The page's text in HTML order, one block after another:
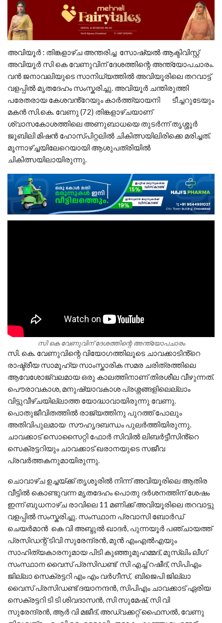
അവിയൂർ : തിങ്കളാഴ്ച അന്തരിച്ച സോഷ്യൽ ആക്ടിവിസ്റ്റ്
അവിയൂർ സി കെ വേണുവിന് ദേശത്തിന്റെ അന്ത്യോപചാരം.
വൻ ജനാവലിയുടെ സാനിധ്യത്തിൽ അവിയൂരിലെ തറവാട്ട്
വളപ്പിൽ മൃതദേഹം സംസ്കരിച്ചു. അവിയൂർ ചന്തിരുത്തി
പരേതരായ കേശവൻ്റേയും കാർത്ത്യായനി ടീച്ചറുടേയും
മകൻ സി.കെ. വേണു (72) തിങ്കളാഴ്ചയാണ്
ശ്വാസകോശത്തിലെ അണുബാധയെ തുടർന്ന് തൃശ്ശൂർ
ജൂബിലി മിഷൻ ഹോസ്പിറ്റലിൽ ചികിത്സയിലിരിക്കെ മരിച്ചത്.
മൂന്നാഴ്ച്ചയിലേറെയായി ആശുപത്രിയിൽ
ചികിത്സയിലായിരുന്നു.
സി കെ വേണുവിന് ദേശത്തിന്റെ അന്ത്യോപചാരം
സി. കെ. വേണുവിന്റെ വിയോഗത്തിലൂടെ ചാവക്കാടിൻ്റെ
രാഷ്ട്രീയ സാമൂഹ്യ സാംസ്കാരിക സമര ചരിത്രത്തിലെ
ആവേശോജ്വലമായ ഒരു കാലത്തിനാണ്‌ തിരശീല വീഴുന്നത്.
പൌരാവകാശ, മനുഷ്യാവകാശ പ്രശ്നങ്ങളിലെല്ലാം
വിട്ടുവീഴ്ചയില്ലാത്ത യോദ്ധാവായിരുന്നു വേണു.
പൊതുജീവിതത്തിൽ രാജ്യത്തിനു പുറത്ത് പോലും
അതിവിപുലമായ സൗഹൃദബന്ധം പുലർത്തിയിരുന്നു.
ചാവക്കാട് സൊസൈറ്റി ഫോർ സിവിൽ ലിബർട്ടീസിൻ്റെ
സെക്രട്ടറിയും ചാവക്കാട് ഖരാനയുടെ സജീവ
പ്രവർത്തകനുമായിരുന്നു.
ചൊവാഴ്ച ഉച്ചയ്ക്ക് തൃശൂരിൽ നിന്ന് അവിയൂരിലെ ആതിര
വീട്ടിൽ കൊണ്ടുവന്ന മൃതദേഹം പൊതു ദർശനത്തിന് ശേഷം
ഇന്ന് ബുധനാഴ്ച രാവിലെ 11 മണിക്ക് അവിയൂരിലെ തറവാട്ടു
വളപ്പിൽ സംസ്കരിച്ചു. സംസ്ഥാന പ്രവാസി ബോർഡ്
ചെയർമാൻ കെ വി അബ്ദുൽ ഖാദർ, പുന്നയൂർ പഞ്ചായത്ത്‌
പ്രസിഡന്റ് ടിവി സുരേന്ദ്രൻ, മുൻ എംഎൽഎയും
സാഹിത്യകാരനുമായ പിടി കുഞ്ഞുമുഹമ്മദ്, മുസ്ലിം ലീഗ്
സംസ്ഥാന വൈസ് പ്രസിഡണ്ട് സി എച്ച് റഷീദ്, സിപിഎം
ജില്ലാ സെക്രട്ടറി എം എം വർഗീസ്, ബിജെപി ജില്ലാ
വൈസ് പ്രസിഡണ്ട് ദയാനന്ദൻ, സിപിഎം ചാവക്കാട് ഏരിയ
സെക്രട്ടറി ടി ടി ശിവദാസൻ, സി സുമേഷ്, സി വി
സുരേന്ദ്രൻ, ആർ വി മജീദ്, അഡ്വക്കറ്റ് ഫൈസൽ, വേണു